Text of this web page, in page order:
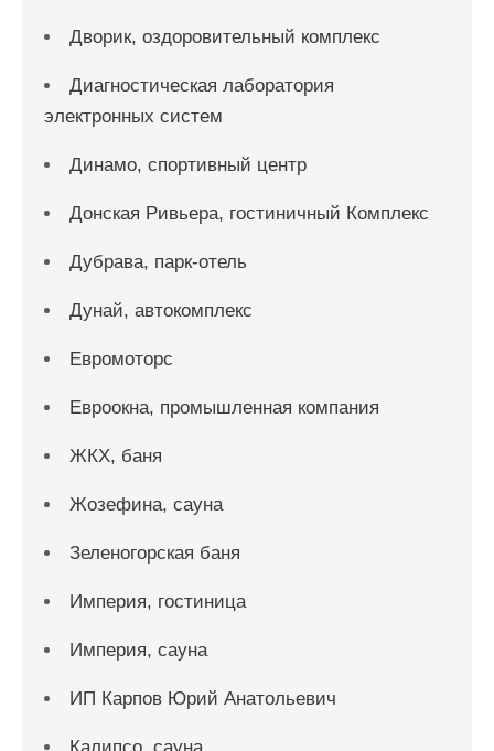
Дворик, оздоровительный комплекс
Диагностическая лаборатория
электронных систем
Динамо, спортивный центр
Донская Ривьера, гостиничный Комплекс
Дубрава, парк-отель
Дунай, автокомплекс
Евромоторс
Евроокна, промышленная компания
ЖКХ, баня
Жозефина, сауна
Зеленогорская баня
Империя, гостиница
Империя, сауна
ИП Карпов Юрий Анатольевич